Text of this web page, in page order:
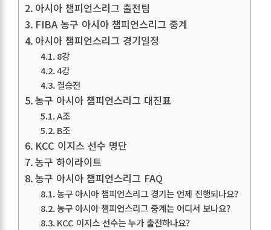
아시아 챔피언스리그 출전팀
FIBA 농구 아시아 챔피언스리그 중계
아시아 챔피언스리그 경기일정
8강
4강
결승전
농구 아시아 챔피언스리그 대진표
A조
B조
KCC 이지스 선수 명단
농구 하이라이트
농구 아시아 챔피언스리그 FAQ
농구 아시아 챔피언스리그 경기는 언제 진행되나요?
농구 아시아 챔피언스리그 중계는 어디서 보나요?
KCC 이지스 선수는 누가 출전하나요?